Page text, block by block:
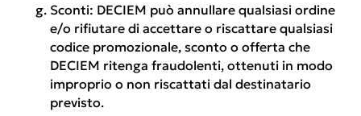
Sconti: DECIEM può annullare qualsiasi ordine
e/o rifiutare di accettare o riscattare qualsiasi
codice promozionale, sconto o offerta che
DECIEM ritenga fraudolenti, ottenuti in modo
improprio o non riscattati dal destinatario
previsto.